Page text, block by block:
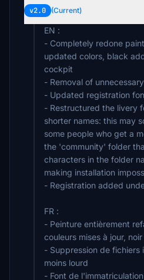
v2.0 (Current)
EN :
- Completely redone
updated colors, black
cockpit
- Removal of
- Updated registration
- Restructured the livery
shorter names: this may
some people who get a
the 'community' folder
characters in the folder
making installation
- Registration added
FR :
- Peinture entièrement
couleurs mises à jour,
- Suppression de fichiers
moins lourd
- Font de